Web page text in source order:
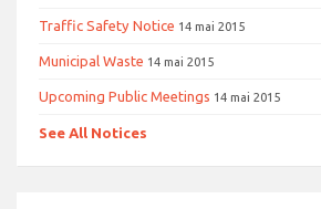
Traffic Safety Notice 14 mai 2015
Municipal Waste 14 mai 2015
Upcoming Public Meetings 14 mai 2015
See All Notices